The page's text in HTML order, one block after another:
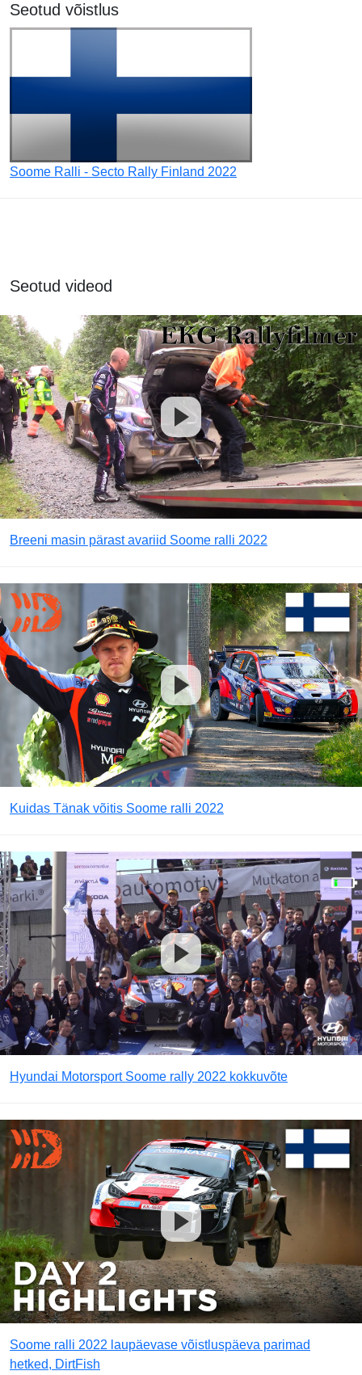
Seotud võistlus
Soome Ralli - Secto Rally Finland 2022
Seotud videod
Breeni masin pärast avariid Soome ralli 2022
Kuidas Tänak võitis Soome ralli 2022
Hyundai Motorsport Soome rally 2022 kokkuvõte
Soome ralli 2022 laupäevase võistluspäeva parimad
hetked, DirtFish